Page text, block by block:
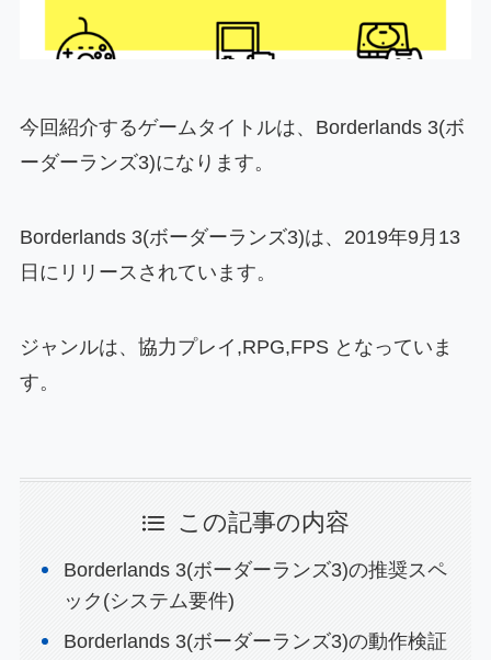
今回紹介するゲームタイトルは、Borderlands 3(ボ
ーダーランズ3)になります。
Borderlands 3(ボーダーランズ3)は、2019年9月13
日にリリースされています。
ジャンルは、協力プレイ,RPG,FPS となっていま
す。
この記事の内容
Borderlands 3(ボーダーランズ3)の推奨スペ
ック(システム要件)
Borderlands 3(ボーダーランズ3)の動作検証